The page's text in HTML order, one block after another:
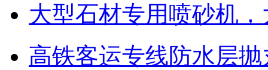
大型石材专用喷砂机
高铁客运专线防水层